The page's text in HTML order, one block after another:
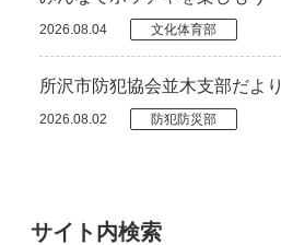
2026.08.04 文化体育部
所沢市防犯協会並木支部だより
2026.08.02 防犯防災部
サイト内検索